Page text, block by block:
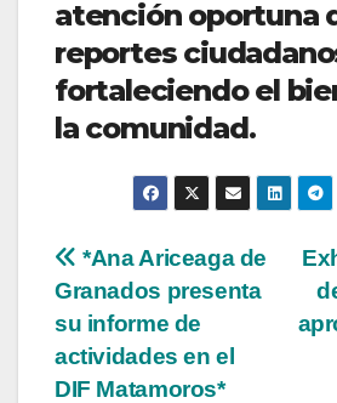
atención oportuna
reportes
fortaleciendo el
la comunidad.
Navegación
de
entradas
*Ana Ariceaga de
Granados presenta
su informe de
actividades en el
DIF Matamoros*